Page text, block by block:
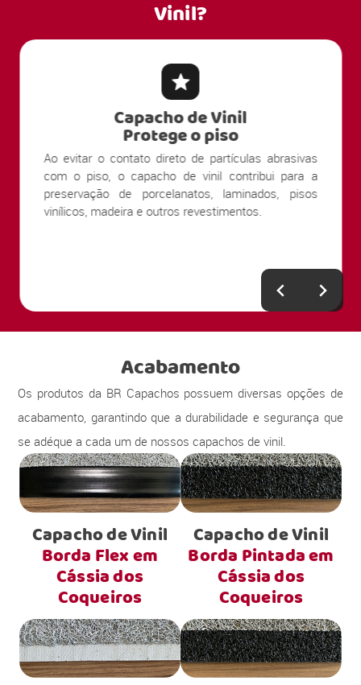
Vinil?
Capacho de Vinil
Protege o piso
Ao evitar o contato direto de partículas abrasivas
com o piso, o capacho de vinil contribui para a
preservação de porcelanatos, laminados, pisos
vinílicos, madeira e outros revestimentos.
Acabamento
Os produtos da BR Capachos possuem diversas opções de
acabamento, garantindo que a durabilidade e segurança que
se adéque a cada um de nossos capachos de vinil.
Capacho de Vinil
Borda Flex em
Cássia dos
Coqueiros
Capacho de Vinil
Borda Pintada em
Cássia dos
Coqueiros